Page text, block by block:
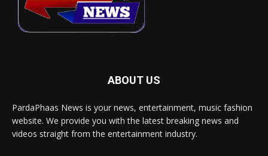
ABOUT US
PardaPhaas News is your news, entertainment, music fashion
website. We provide you with the latest breaking news and
videos straight from the entertainment industry.